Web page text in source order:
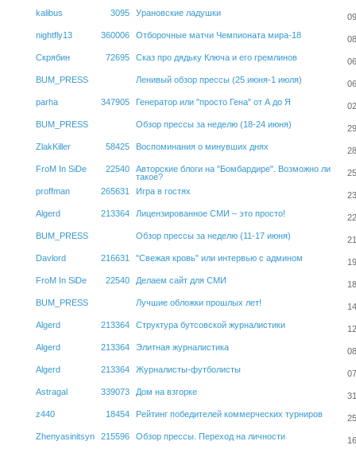
kalibus
3095 Урановские ладушки
nightfly13
360006 Отборочные матчи Чемпионата мира-18
Скрябин
72695 Сказ про дядьку Ключа и его гремлинов
BUM_PRESS
Ленивый обзор прессы (25 июня-1 июля)
parha
347905 Генератор или "просто Гена" от А до Я
BUM_PRESS
Обзор прессы за неделю (18-24 июня)
ZlakKiller
58425 Воспоминания о минувших днях
FroM In SiDe
22540
Авторские блоги на "Бомбардире". Возможно ли
такое?
proffman
265631 Игра в гостях
Algerd
213364 Лицензированное СМИ – это просто!
BUM_PRESS
Обзор прессы за неделю (11-17 июня)
Davlord
216631 "Свежая кровь" или интервью с админом
FroM In SiDe
22540 Делаем сайт для СМИ
BUM_PRESS
Лучшие обложки прошлых лет!
Algerd
213364 Структура бутсовской журналистики
Algerd
213364 Элитная журналистика
Algerd
213364 Журналисты-футболисты
Astragal
339073 Дом на взгорке
z440
18454 Рейтинг победителей коммерческих турниров
Zhenyasinitsyn
215596 Обзор прессы. Переход на личности